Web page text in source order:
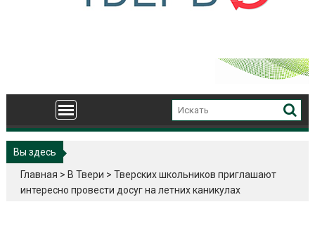
Вы здесь
Главная > В Твери >Тверских школьников приглашают
интересно провести досуг на летних каникулах